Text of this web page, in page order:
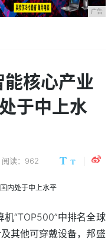
广告
核心产业
于中上水
阅读：962
机“TOP500”中排名全球
其他可穿戴设备，邦盛